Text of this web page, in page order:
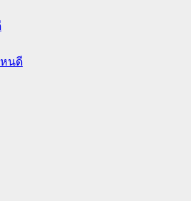
นดี